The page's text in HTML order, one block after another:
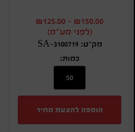
₪150.00
-
₪125.00
(לפני מע"מ)
מק"ט: SA-3100719
כמות:
הוספה להצעת מחיר